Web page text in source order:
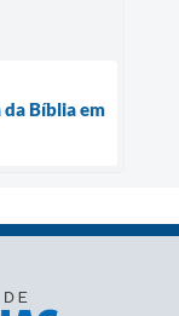
Bíblia em